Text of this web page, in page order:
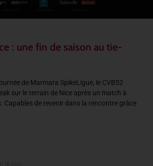
: une fin de saison au tie-
de Marmara SpikeLigue, le CVB52
sur le terrain de Nice après un match à
Capables de revenir dans la rencontre grâce